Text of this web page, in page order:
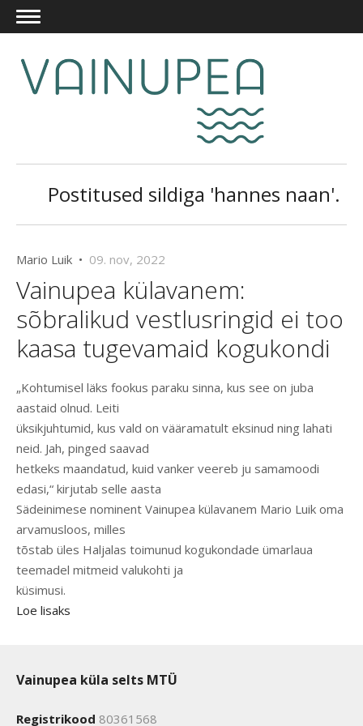
Postitused sildiga 'hannes naan'.
Mario Luik • 09. nov, 2022
Vainupea külavanem:
sõbralikud vestlusringid ei too
kaasa tugevamaid kogukondi
„Kohtumisel läks fookus paraku sinna, kus see on juba
aastaid olnud. Leiti
üksikjuhtumid, kus vald on vääramatult eksinud ning lahati
neid. Jah, pinged saavad
hetkeks maandatud, kuid vanker veereb ju samamoodi
edasi,“ kirjutab selle aasta
Sädeinimese nominent Vainupea külavanem Mario Luik oma
arvamusloos, milles
tõstab üles Haljalas toimunud kogukondade ümarlaua
teemadel mitmeid valukohti ja
küsimusi.
Loe lisaks
Vainupea küla selts MTÜ
Registrikood 80361568